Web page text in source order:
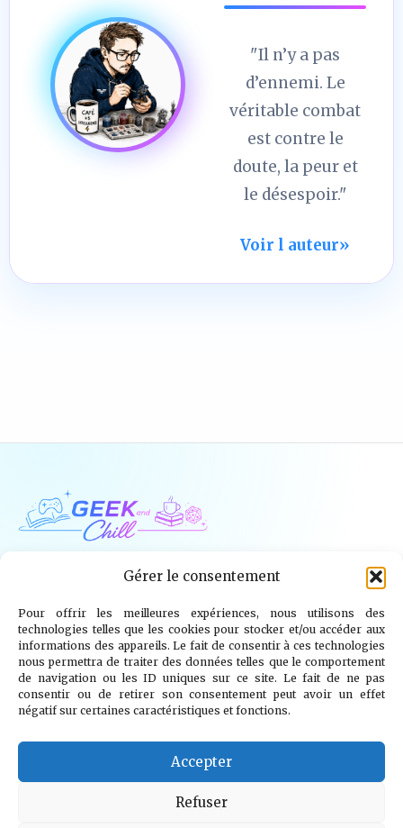
Gérer le consentement
Pour offrir les meilleures expériences, nous utilisons des
technologies telles que les cookies pour stocker et/ou accéder aux
informations des appareils. Le fait de consentir à ces technologies
nous permettra de traiter des données telles que le comportement
de navigation ou les ID uniques sur ce site. Le fait de ne pas
consentir ou de retirer son consentement peut avoir un effet
négatif sur certaines caractéristiques et fonctions.
Accepter
Refuser
"Il n’y a pas
d’ennemi. Le
véritable combat
est contre le
doute, la peur et
le désespoir."
Voir l auteur»
Jeux Vidéo Tech Tabletop Livres
Mangas / BD TV Goodies Kids
Wargames
info@geekandchill.com